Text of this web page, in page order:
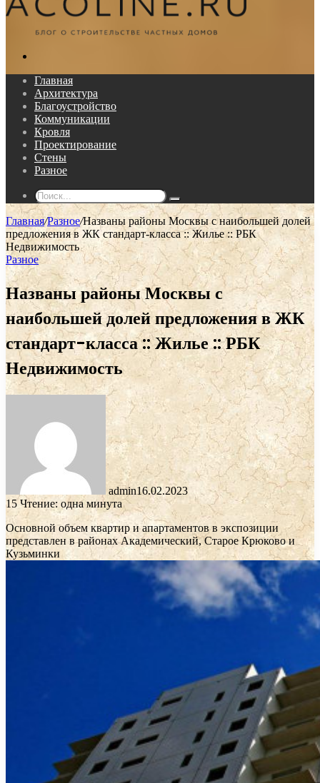
Главная
Архитектура
Благоустройство
Коммуникации
Кровля
Проектирование
Стены
Разное
Поиск...
Главная/Разное/Названы районы Москвы с наибольшей долей
предложения в ЖК стандарт-класса :: Жилье :: РБК
Недвижимость
Разное
Названы районы Москвы с
наибольшей долей предложения в ЖК
стандарт-класса :: Жилье :: РБК
Недвижимость
admin16.02.2023
15Чтение: одна минута
Основной объем квартир и апартаментов в экспозиции
представлен в районах Академический, Старое Крюково и
Кузьминки